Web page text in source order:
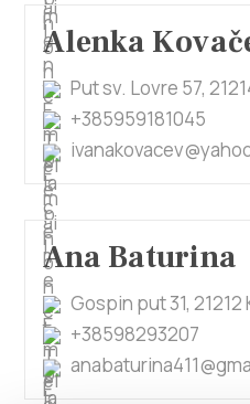
Alenka
Put sv. Lovre 57,
+385959181045
Ana Baturina
Gospin put 31,
+38598293207